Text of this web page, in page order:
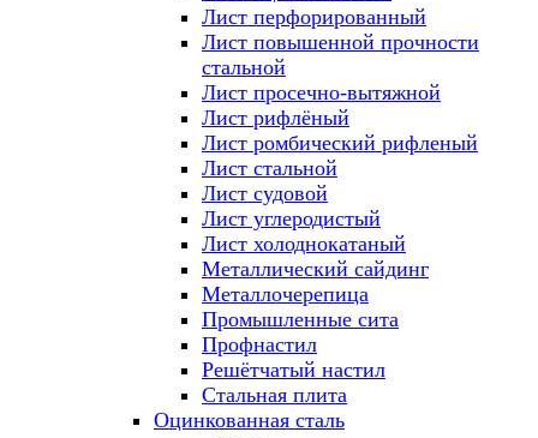
Лист перфорированный
Лист повышенной прочности
стальной
Лист просечно-вытяжной
Лист рифлёный
Лист ромбический рифленый
Лист стальной
Лист судовой
Лист углеродистый
Лист холоднокатаный
Металлический сайдинг
Металлочерепица
Промышленные сита
Профнастил
Решётчатый настил
Стальная плита
Оцинкованная сталь